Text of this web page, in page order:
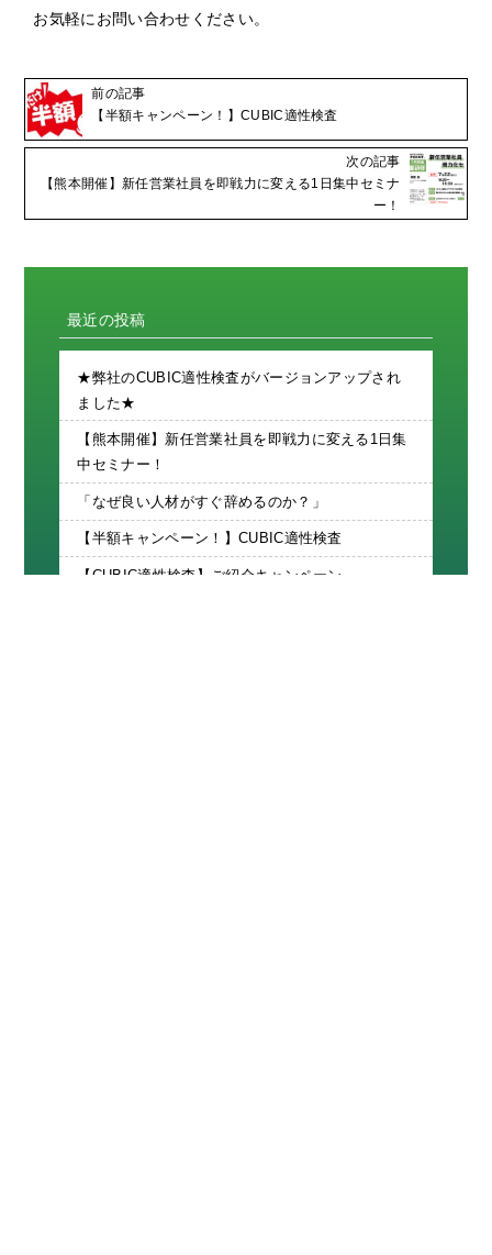
お気軽にお問い合わせください。
前の記事
【半額キャンペーン！】CUBIC適性検査
次の記事
【熊本開催】新任営業社員を即戦力に変える1日集中セミナ
ー！
最近の投稿
★弊社のCUBIC適性検査がバージョンアップされ
ました★
【熊本開催】新任営業社員を即戦力に変える1日集
中セミナー！
「なぜ良い人材がすぐ辞めるのか？」
【半額キャンペーン！】CUBIC適性検査
【CUBIC適性検査】ご紹介キャンペーン